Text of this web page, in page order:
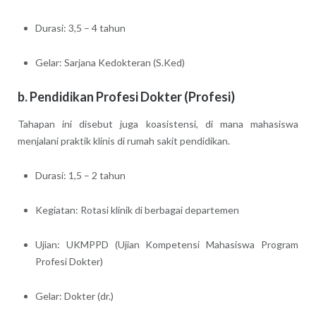
Durasi: 3,5 – 4 tahun
Gelar: Sarjana Kedokteran (S.Ked)
b. Pendidikan Profesi Dokter (Profesi)
Tahapan ini disebut juga koasistensi, di mana mahasiswa
menjalani praktik klinis di rumah sakit pendidikan.
Durasi: 1,5 – 2 tahun
Kegiatan: Rotasi klinik di berbagai departemen
Ujian: UKMPPD (Ujian Kompetensi Mahasiswa Program
Profesi Dokter)
Gelar: Dokter (dr.)